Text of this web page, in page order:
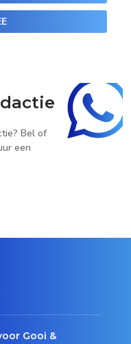
Bel of
een
Gooi &